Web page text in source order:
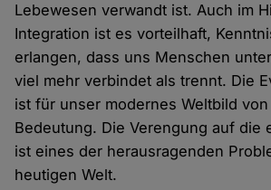
Lebewesen verwandt ist. Auch im
Integration ist es vorteilhaft,
erlangen, dass uns Menschen
viel mehr verbindet als trennt. Die
ist für unser modernes Weltbild
Bedeutung. Die Verengung auf die
ist eines der herausragenden
heutigen Welt.